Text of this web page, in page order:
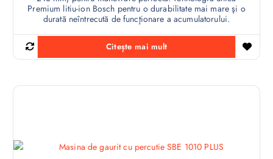
Premium litiu-ion Bosch pentru o durabilitate mai mare şi o
durată neîntrecută de funcţionare a acumulatorului.
Citește mai mult